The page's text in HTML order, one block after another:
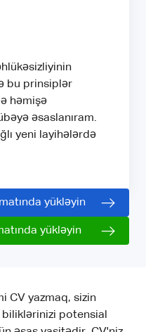
bu prinsiplər
həmişə
əsaslanıram.
yeni layihələrdə
yükləyin
yükləyin
CV yazmaq, sizin
biliklərinizi potensial